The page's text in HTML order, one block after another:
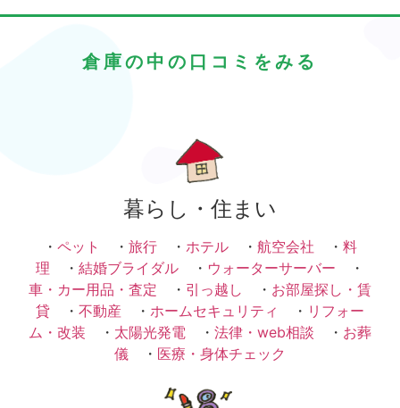
倉庫の中の口コミをみる
暮らし・住まい
・ ペット ・ 旅行 ・ ホテル ・ 航空会社 ・ 料
理 ・ 結婚ブライダル ・ ウォーターサーバー ・
車・カー用品・査定 ・ 引っ越し ・ お部屋探し・賃
貸 ・ 不動産 ・ ホームセキュリティ ・ リフォー
ム・改装 ・ 太陽光発電 ・ 法律・web相談 ・ お葬
儀 ・ 医療・身体チェック